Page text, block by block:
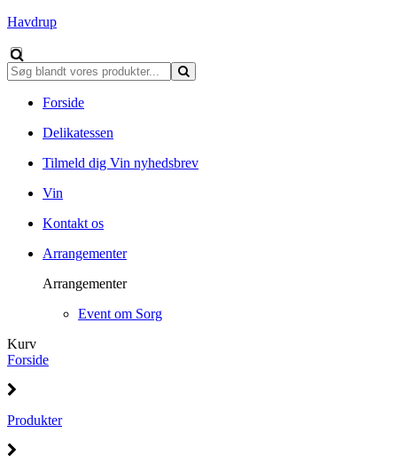
Havdrup
Forside
Delikatessen
Tilmeld dig Vin nyhedsbrev
Vin
Kontakt os
Arrangementer
Arrangementer
Event om Sorg
Kurv
Forside
Produkter